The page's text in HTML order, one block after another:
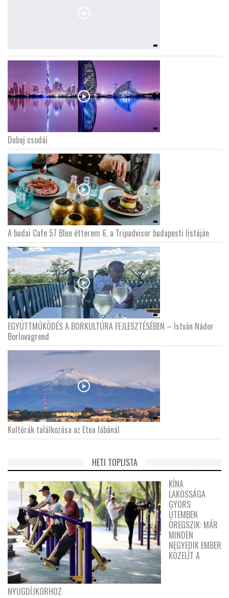
Dubaj csodái
A budai Cafe 57 Blue étterem 6. a Tripadvisor budapesti listáján
EGYÜTTMŰKÖDÉS A BORKULTÚRA FEJLESZTÉSÉBEN – István Nádor
Borlovagrend
Kultúrák találkozása az Etna lábánál
HETI TOPLISTA
KÍNA
LAKOSSÁGA
GYORS
ÜTEMBEN
ÖREGSZIK: MÁR
MINDEN
NEGYEDIK EMBER
KÖZELÍT A
NYUGDÍJKORHOZ